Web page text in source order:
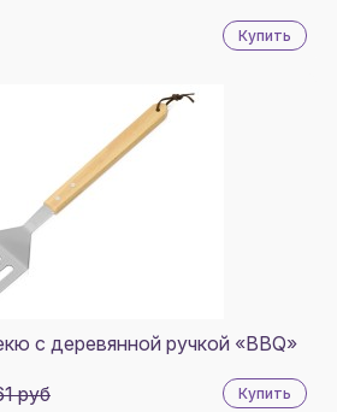
Купить
с деревянной ручкой «BBQ»
руб Купить